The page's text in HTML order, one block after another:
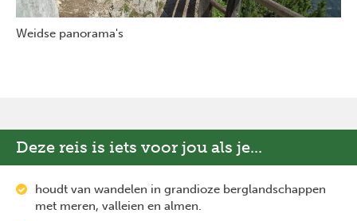
Weidse panorama's
Deze reis is iets voor jou als je...
houdt van wandelen in grandioze berglandschappen
met meren, valleien en almen.